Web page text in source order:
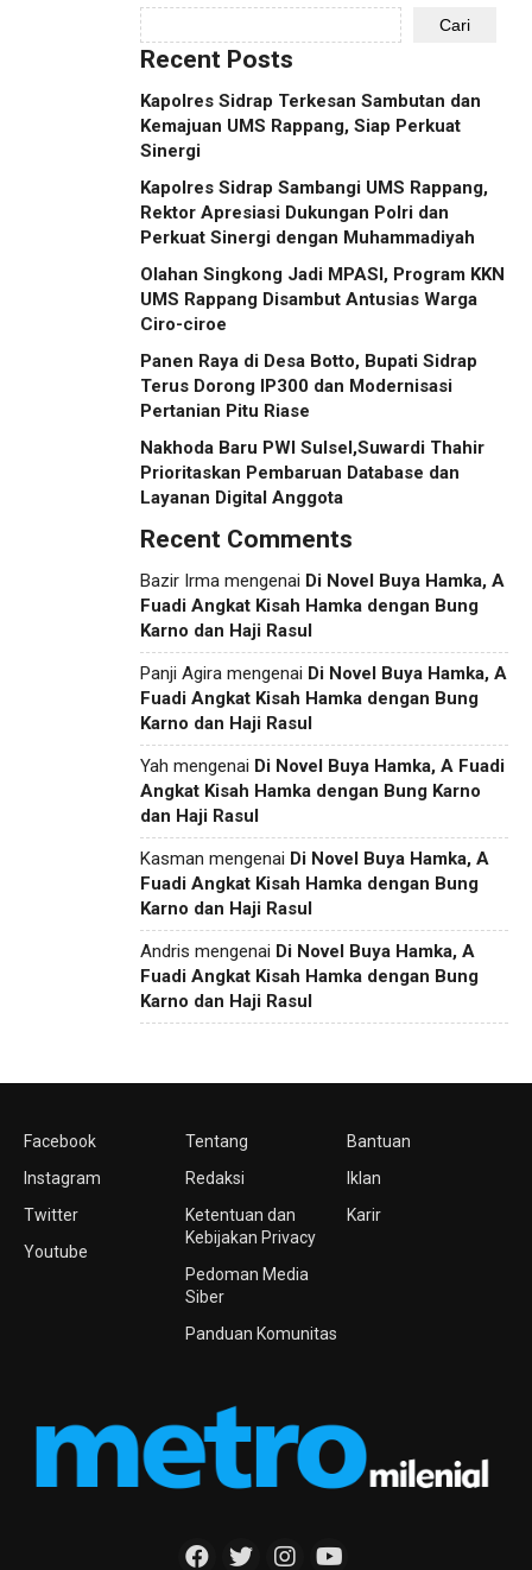
Cari
Recent Posts
Kapolres Sidrap Terkesan Sambutan dan
Kemajuan UMS Rappang, Siap Perkuat
Sinergi
Kapolres Sidrap Sambangi UMS Rappang,
Rektor Apresiasi Dukungan Polri dan
Perkuat Sinergi dengan Muhammadiyah
Olahan Singkong Jadi MPASI, Program KKN
UMS Rappang Disambut Antusias Warga
Ciro-ciroe
Panen Raya di Desa Botto, Bupati Sidrap
Terus Dorong IP300 dan Modernisasi
Pertanian Pitu Riase
Nakhoda Baru PWI Sulsel,Suwardi Thahir
Prioritaskan Pembaruan Database dan
Layanan Digital Anggota
Recent Comments
Bazir Irma mengenai Di Novel Buya Hamka, A
Fuadi Angkat Kisah Hamka dengan Bung
Karno dan Haji Rasul
Panji Agira mengenai Di Novel Buya Hamka, A
Fuadi Angkat Kisah Hamka dengan Bung
Karno dan Haji Rasul
Yah mengenai Di Novel Buya Hamka, A Fuadi
Angkat Kisah Hamka dengan Bung Karno
dan Haji Rasul
Kasman mengenai Di Novel Buya Hamka, A
Fuadi Angkat Kisah Hamka dengan Bung
Karno dan Haji Rasul
Andris mengenai Di Novel Buya Hamka, A
Fuadi Angkat Kisah Hamka dengan Bung
Karno dan Haji Rasul
Facebook
Instagram
Twitter
Youtube
Tentang
Redaksi
Ketentuan dan
Kebijakan Privacy
Pedoman Media
Siber
Panduan Komunitas
Bantuan
Iklan
Karir